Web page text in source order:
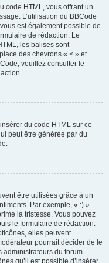
code HTML, vous offrant un
L’utilisation du BBCode
est également possible de
de rédaction. Le
les balises sont
des chevrons « < » et
veuillez consulter le
du code HTML sur ce
peut être générée par du
être utilisées grâce à un
Par exemple, « :) »
la tristesse. Vous pouvez
le formulaire de rédaction.
elles peuvent
pourrait décider de le
administrateurs du forum
qu’il est possible d’insérer